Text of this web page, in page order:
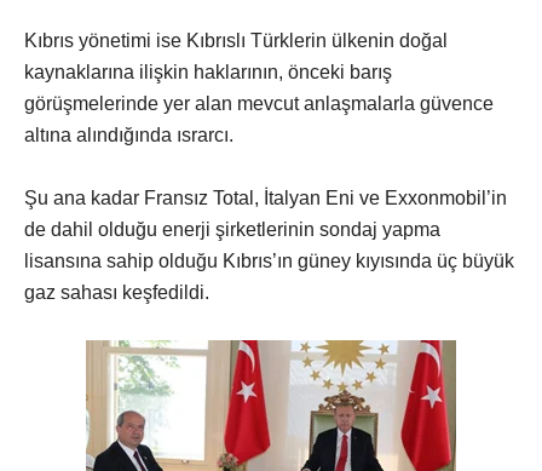
Kıbrıs yönetimi ise Kıbrıslı Türklerin ülkenin doğal
kaynaklarına ilişkin haklarının, önceki barış
görüşmelerinde yer alan mevcut anlaşmalarla güvence
altına alındığında ısrarcı.
Şu ana kadar Fransız Total, İtalyan Eni ve Exxonmobil’in
de dahil olduğu enerji şirketlerinin sondaj yapma
lisansına sahip olduğu Kıbrıs’ın güney kıyısında üç büyük
gaz sahası keşfedildi.